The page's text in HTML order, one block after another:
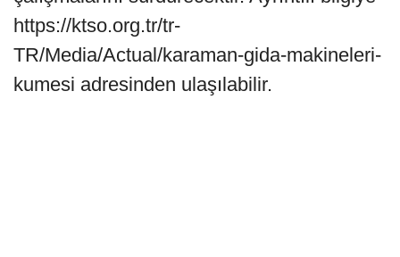
https://ktso.org.tr/tr-
TR/Media/Actual/karaman-gida-makineleri-
kumesi adresinden ulaşılabilir.